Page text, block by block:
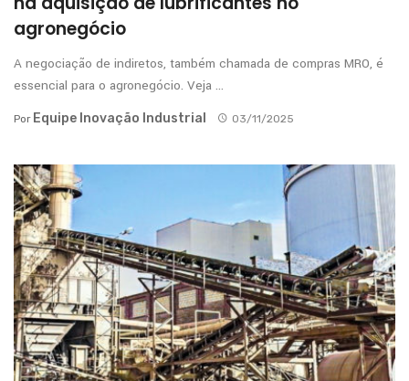
agronegócio
A negociação de indiretos, também chamada de compras MRO, é
essencial para o agronegócio. Veja ...
Por Equipe Inovação Industrial 03/11/2025